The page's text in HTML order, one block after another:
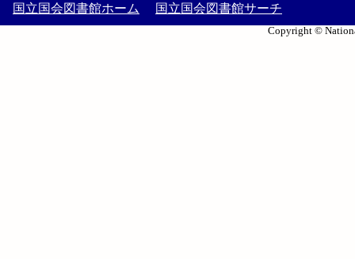
国立国会図書館ホーム 国立国会図書館サーチ
Copyright ©